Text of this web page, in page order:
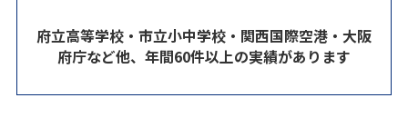
府立高等学校・市立小中学校・関西国際空港・大阪
府庁など他、年間60件以上の実績があります